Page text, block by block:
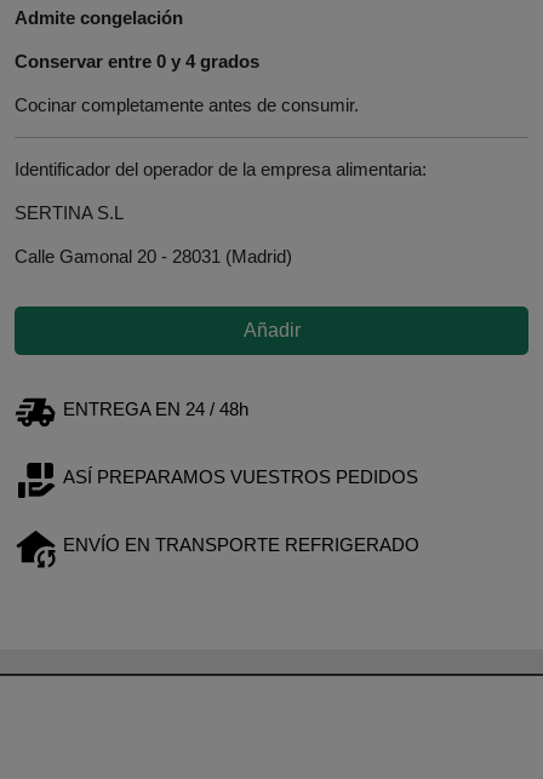
Admite congelación
Conservar entre 0 y 4 grados
Cocinar completamente antes de consumir.
Identificador del operador de la empresa alimentaria:
SERTINA S.L
Calle Gamonal 20 - 28031 (Madrid)
Añadir
ENTREGA EN 24 / 48h
ASÍ PREPARAMOS VUESTROS PEDIDOS
ENVÍO EN TRANSPORTE REFRIGERADO